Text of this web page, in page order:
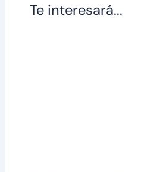
Te interesará...